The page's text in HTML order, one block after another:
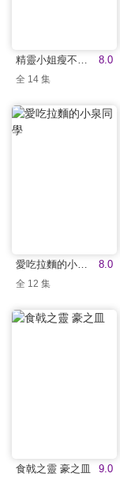
8.0
精靈小姐瘦不了(無修版)
全 14 集
8.0
愛吃拉麵的小泉同學
全 12 集
9.0
食戟之靈 豪之皿